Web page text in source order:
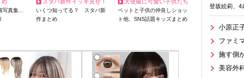
め
写真集…
スタバ新作イッキ見せ！
いくつ知ってる？ スタバ新
作まとめ
天使級に可愛い子供たち
ペットと子供の仲良しショッ
ト他、SNS話題キッズまとめ
登坂絵莉、4
小原正
ファミ
施す側
美容外